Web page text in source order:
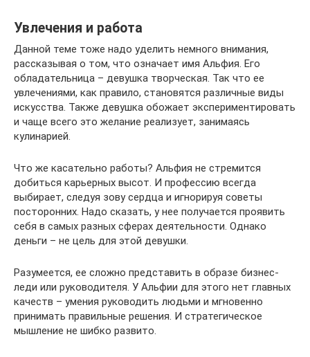
Увлечения и работа
Данной теме тоже надо уделить немного внимания,
рассказывая о том, что означает имя Альфия. Его
обладательница – девушка творческая. Так что ее
увлечениями, как правило, становятся различные виды
искусства. Также девушка обожает экспериментировать
и чаще всего это желание реализует, занимаясь
кулинарией.
Что же касательно работы? Альфия не стремится
добиться карьерных высот. И профессию всегда
выбирает, следуя зову сердца и игнорируя советы
посторонних. Надо сказать, у нее получается проявить
себя в самых разных сферах деятельности. Однако
деньги – не цель для этой девушки.
Разумеется, ее сложно представить в образе бизнес-
леди или руководителя. У Альфии для этого нет главных
качеств – умения руководить людьми и мгновенно
принимать правильные решения. И стратегическое
мышление не шибко развито.